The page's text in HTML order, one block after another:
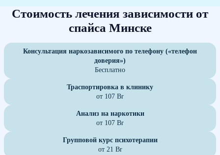
Стоимость лечения зависимости от
спайса Минске
Консультация наркозависимого по телефону («телефон
доверия»)
Бесплатно
Траспортировка в клинику
от 107 Br
Анализ на наркотики
от 107 Br
Групповой курс психотерапии
от 21 Br